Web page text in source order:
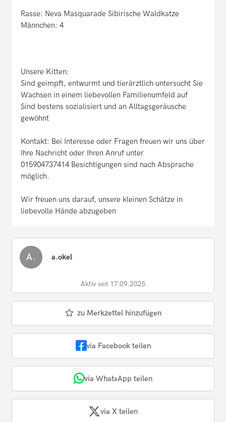
Rasse: Neva Masquarade Sibirische Waldkatze
Männchen: 4
Unsere Kitten:
Sind geimpft, entwurmt und tierärztlich untersucht Sie
Wachsen in einem liebevollen Familienumfeld auf
Sind bestens sozialisiert und an Alltagsgeräusche
gewöhnt
Kontakt: Bei Interesse oder Fragen freuen wir uns über
Ihre Nachricht oder Ihren Anruf unter
015904737414 Besichtigungen sind nach Absprache
möglich.
Wir freuen uns darauf, unsere kleinen Schätze in
liebevolle Hände abzugeben
A. a.okel
Aktiv seit 17.09.2025
zu Merkzettel hinzufügen
via Facebook teilen
via WhatsApp teilen
via X teilen